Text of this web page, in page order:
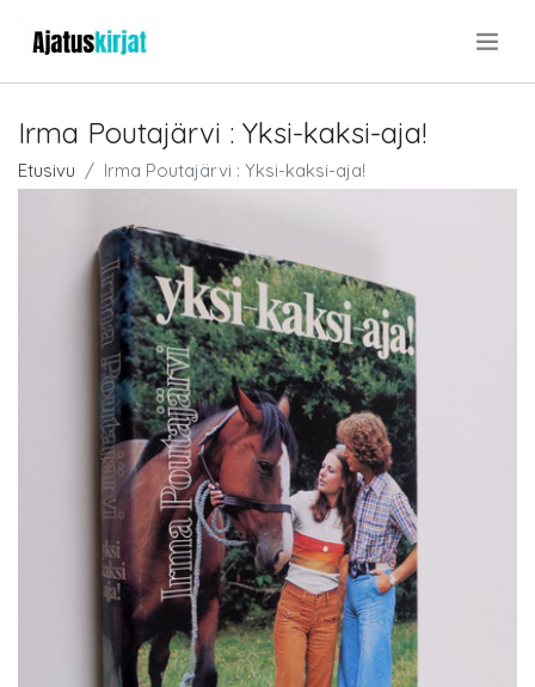
Irma Poutajärvi : Yksi-kaksi-aja!
Etusivu Irma Poutajärvi : Yksi-kaksi-aja!